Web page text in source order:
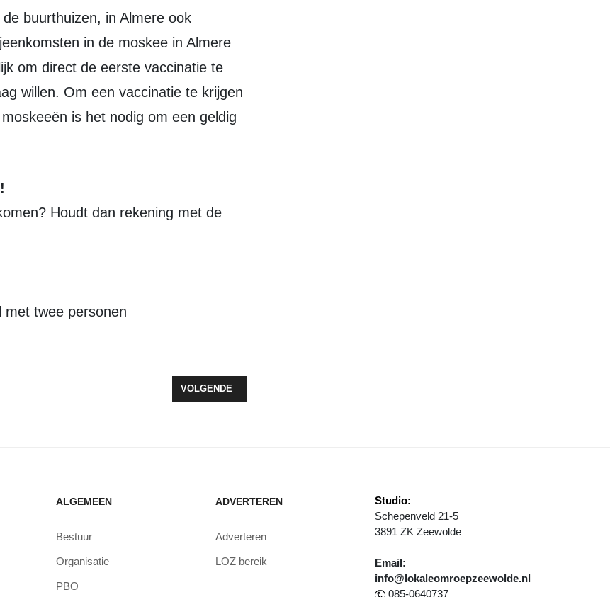
in de moskee in Almere
om direct de eerste vaccinatie te
willen. Om een vaccinatie te krijgen
is het nodig om een geldig
Houdt dan rekening met de
met twee personen
RICHTING META-VERGADERINGVOLGENDE ARTIKEL: STATEMENT NAMENS ALLE BURGEMEESTERS VAN FLEVOLAND
VOLGENDE
ALGEMEEN
Bestuur
Organisatie
PBO
ADVERTEREN
Adverteren
LOZ bereik
Studio:
Schepenveld 21-5
3891 ZK Zeewolde
Email:
info@lokaleomroepzeewolde.nl
085-0640737